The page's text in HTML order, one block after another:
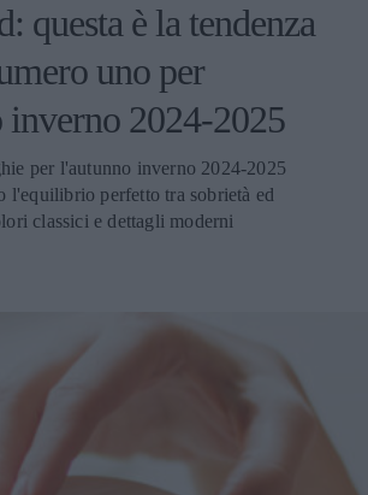
questa è la tendenza
uno per
inverno 2024-2025
per l'autunno inverno 2024-2025
l'equilibrio perfetto tra sobrietà ed
classici e dettagli moderni